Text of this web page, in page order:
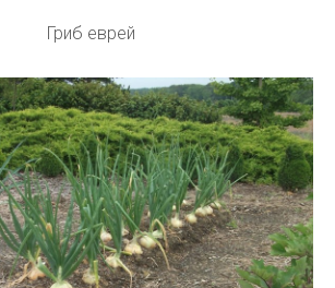
Гриб еврей